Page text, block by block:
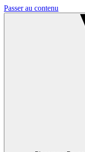
Passer au contenu